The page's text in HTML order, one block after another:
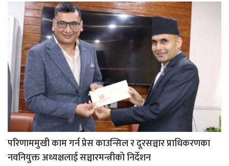
परिणाममुखी काम गर्न प्रेस काउन्सिल र दूरसञ्चार प्राधिकरणका
नवनियुक्त अध्यक्षलाई सञ्चारमन्त्रीको निर्देशन